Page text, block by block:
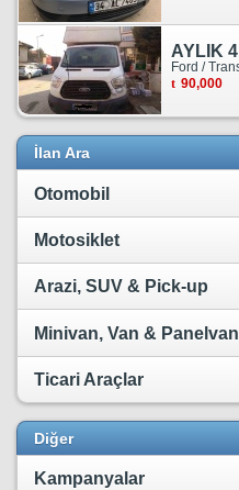
90,000
İlan Ara
Otomobil
Motosiklet
Arazi, SUV & Pick-up
Minivan, Van & Panelvan
Ticari Araçlar
Diğer
Kampanyalar